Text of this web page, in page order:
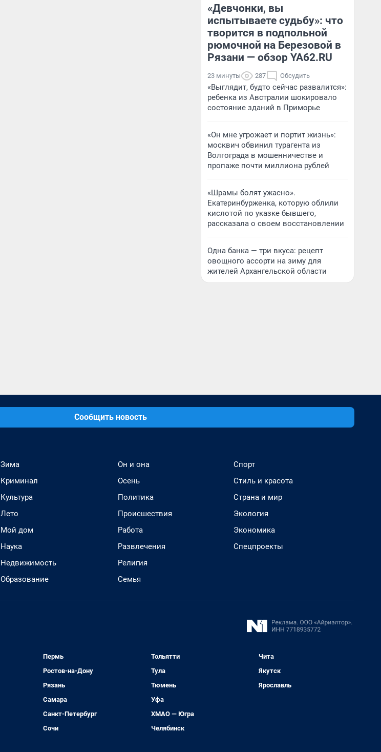
Ирина Волкова
Главврач клиники
«Реабилитация доктора
Волковой»
«Девчонки, вы
испытываете судьбу»: что
творится в подпольной
рюмочной на Березовой в
Рязани — обзор YA62.RU
23 минуты 287 Обсудить
«Выглядит, будто сейчас развалится»:
ребенка из Австралии шокировало
состояние зданий в Приморье
«Он мне угрожает и портит жизнь»:
москвич обвинил турагента из
Волгограда в мошенничестве и
пропаже почти миллиона рублей
«Шрамы болят ужасно».
Екатеринбурженка, которую облили
кислотой по указке бывшего,
рассказала о своем восстановлении
Одна банка — три вкуса: рецепт
овощного ассорти на зиму для
жителей Архангельской области
Сообщить новость
Зима
Криминал
Культура
Лето
Мой дом
Наука
Недвижимость
Образование
Он и она
Осень
Политика
Происшествия
Работа
Развлечения
Религия
Семья
Спорт
Стиль и красота
Страна и мир
Экология
Экономика
Спецпроекты
Пермь
Ростов-на-Дону
Рязань
Самара
Санкт-Петербург
Сочи
Тольятти
Тула
Тюмень
Уфа
ХМАО — Югра
Челябинск
Чита
Якутск
Ярославль